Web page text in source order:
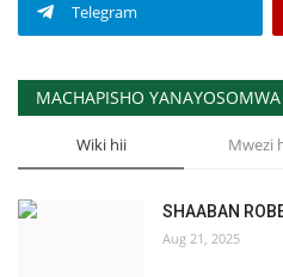
Telegram
MACHAPISHO
Wiki hii Mwezi
SHAABAN
Aug 21, 2025